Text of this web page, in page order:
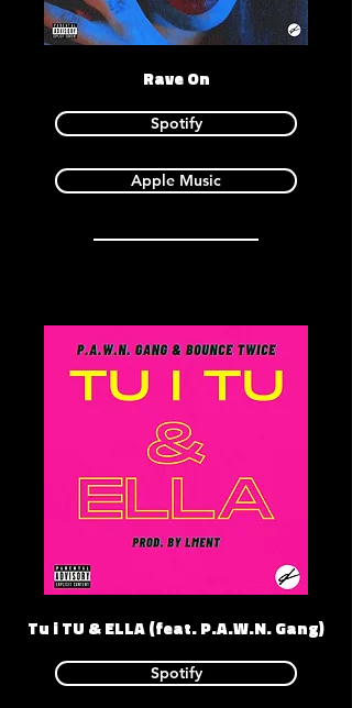
Rave On
Spotify
Apple Music
Tu i TU & ELLA (feat. P.A.W.N. Gang)
Spotify